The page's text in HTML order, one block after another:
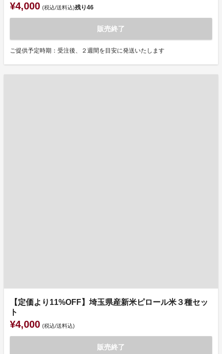
¥4,000 (税込/送料込)残り46
販売終了
ご提供予定時期：受注後、２週間を目安に発送いたします
【定価より11%OFF】埼玉県産新米ピロール米３種セッ
ト
¥4,000 (税込/送料込)
販売終了